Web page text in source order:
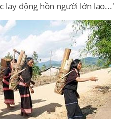
lay động hồn người lớn lao...'